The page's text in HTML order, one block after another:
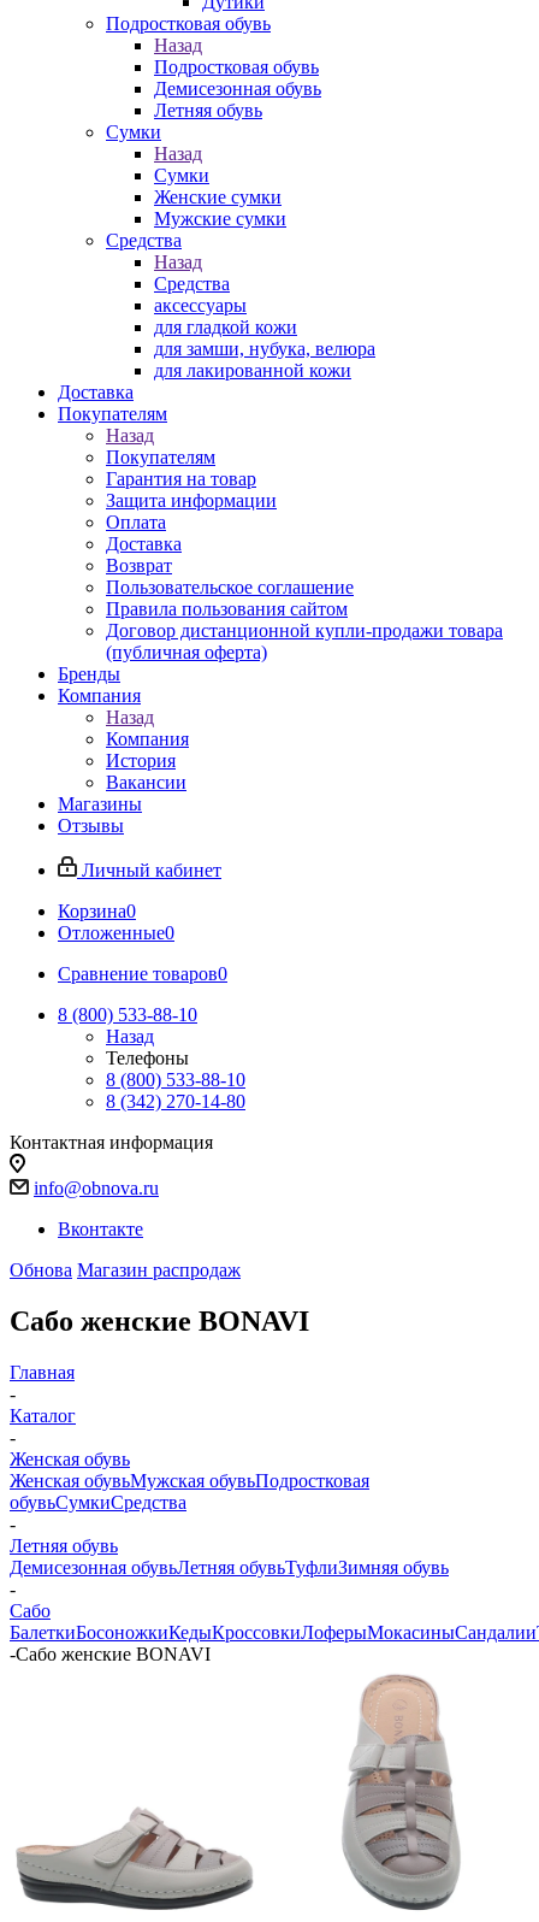
Подростковая обувь
Назад
Подростковая обувь
Демисезонная обувь
Летняя обувь
Сумки
Назад
Сумки
Женские сумки
Мужские сумки
Средства
Назад
Средства
аксессуары
для гладкой кожи
для замши, нубука, велюра
для лакированной кожи
Доставка
Покупателям
Назад
Покупателям
Гарантия на товар
Защита информации
Оплата
Доставка
Возврат
Пользовательское соглашение
Правила пользования сайтом
Договор дистанционной купли-продажи товара
(публичная оферта)
Бренды
Компания
Назад
Компания
История
Вакансии
Магазины
Отзывы
Личный кабинет
Корзина0
Отложенные0
Сравнение товаров0
8 (800) 533-88-10
Назад
Телефоны
8 (800) 533-88-10
8 (342) 270-14-80
Контактная информация
info@obnova.ru
Вконтакте
Обнова Магазин распродаж
Сабо женские BONAVI
Главная
-
Каталог
-
Женская обувь
Женская обувьМужская обувьПодростковая
обувьСумкиСредства
-
Летняя обувь
Демисезонная обувьЛетняя обувьТуфлиЗимняя обувь
-
Сабо
БалеткиБосоножкиКедыКроссовкиЛоферыМокасиныСандалии
-Сабо женские BONAVI